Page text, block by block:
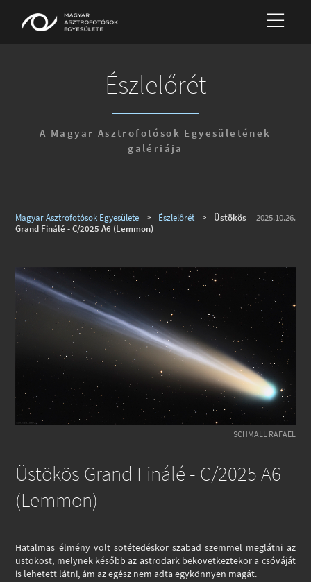
Észlelőrét
A Magyar Asztrofotósok Egyesületének
galériája
2025.10.26.
Magyar Asztrofotósok Egyesülete > Észlelőrét >
Üstökös
Grand Finálé - C/2025 A6 (Lemmon)
SCHMALL RAFAEL
Üstökös Grand Finálé - C/2025 A6
(Lemmon)
Hatalmas élmény volt sötétedéskor szabad szemmel meglátni az
üstököst, melynek később az astrodark bekövetkeztekor a csóváját
is lehetett látni, ám az egész nem adta egykönnyen magát.